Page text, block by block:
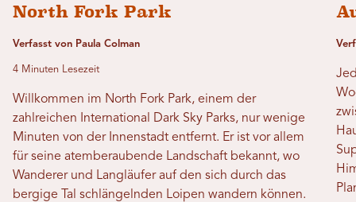
North Fork Park
Verfasst von Paula Colman
4 Minuten Lesezeit
Willkommen im North Fork Park, einem der
zahlreichen International Dark Sky Parks, nur wenige
Minuten von der Innenstadt entfernt. Er ist vor allem
für seine atemberaubende Landschaft bekannt, wo
Wanderer und Langläufer auf den sich durch das
bergige Tal schlängelnden Loipen wandern können.